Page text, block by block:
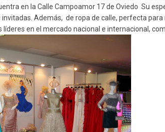
en la Calle Campoamor 17 de Oviedo Su
Además, de ropa de calle, perfecta
líderes en el mercado nacional e internacional,